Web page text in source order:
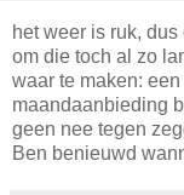
het weer is ruk,
om die toch al zo
waar te maken:
maandaanbieding
geen nee tegen
Ben benieuwd